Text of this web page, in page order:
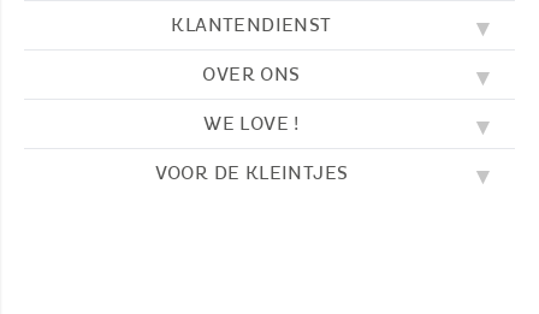
KLANTENDIENST
FAQ
CONTACTEER ONS
AVV
OVER ONS
ONZE WAARDEN
ONS VERHAAL
WE LOVE !
BORDUURWERK
VOOR DE KLEINTJES